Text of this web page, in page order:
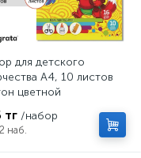
для детского
А4, 10 листов
цветной
бумага цветная
"Лиса", в
тг /набор
наб.